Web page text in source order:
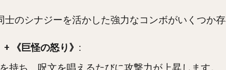
のシナジーを活かした強力なコンボがいくつか
《巨怪の怒り》 :
持ち、呪文を唱えるたびに攻撃力が上昇します。